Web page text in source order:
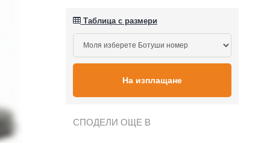
Таблица с размери
На изплащане
СПОДЕЛИ ОЩЕ В